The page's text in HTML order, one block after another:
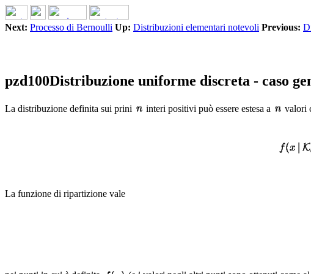
Next: Processo di Bernoulli Up: Distribuzioni elementari notevoli Previous:
pzd100Distribuzione uniforme discreta - caso
La distribuzione definita sui prini interi positivi può essere estesa a valori
La funzione di ripartizione vale